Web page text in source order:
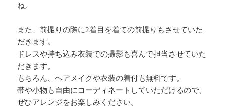
ね。
また、前撮りの際に2着目を着ての前撮りもさせていた
だきます。
ドレスや持ち込み衣装での撮影も喜んで担当させていた
だきます。
もちろん、ヘアメイクや衣装の着付も無料です。
帯や小物も自由にコーディネートしていただけるので、
ぜひアレンジをお楽しみください。